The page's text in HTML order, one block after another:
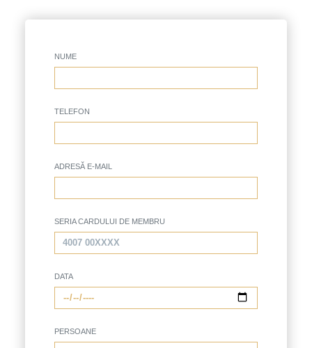
NUME
TELEFON
ADRESĂ E-MAIL
SERIA CARDULUI DE MEMBRU
DATA
PERSOANE